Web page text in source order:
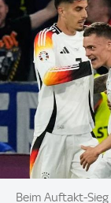
Image:
Beim Auftakt-